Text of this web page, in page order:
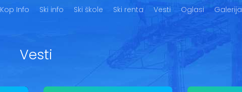
Kop Info Ski info Ski škole Ski renta Vesti Oglasi Galerija
Vesti